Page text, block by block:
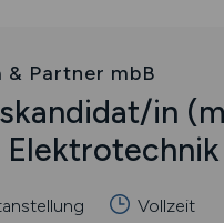
Partner mbB
in
Vollzeit